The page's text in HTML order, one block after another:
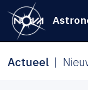
Actueel